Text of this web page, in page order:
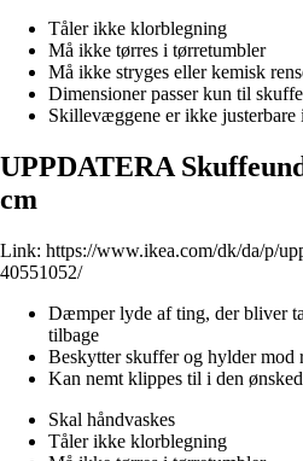
Tåler ikke klorblegning
Må ikke tørres i tørretumbler
Må ikke stryges eller kemisk
Dimensioner passer kun til
Skillevæggene er ikke justerbare
UPPDATERA
cm
Link: https://www.ikea.com/dk/da/p/
40551052/
Dæmper lyde af ting, der bliver
tilbage
Beskytter skuffer og hylder mod
Kan nemt klippes til i den
Skal håndvaskes
Tåler ikke klorblegning